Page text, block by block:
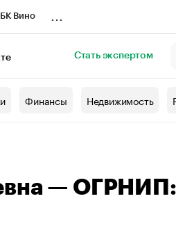
Вино
Стать экспертом
Финансы Недвижимость
— ОГРНИП: